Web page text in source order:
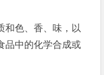
和色、香、味，以
品中的化学合成或